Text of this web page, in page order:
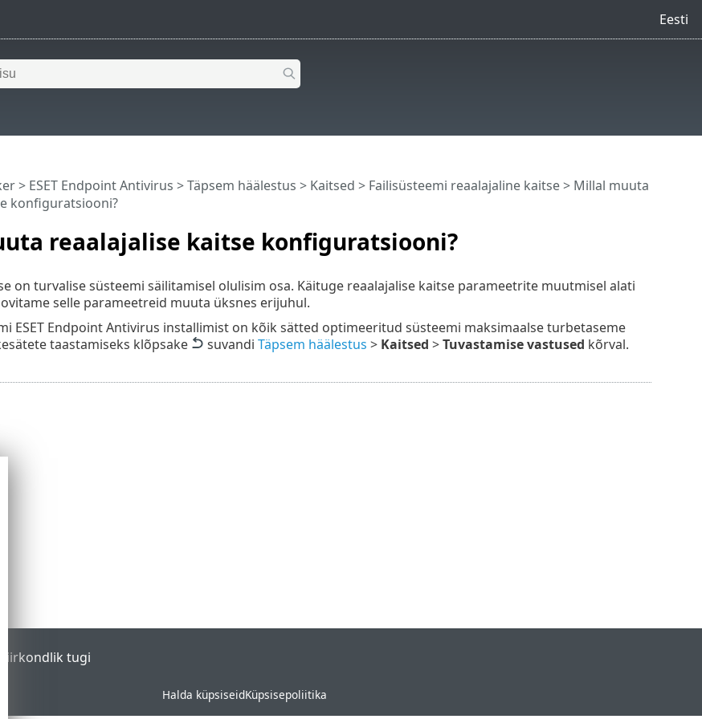
Eesti
reaalajalise kaitse konfiguratsiooni?
> ESET Endpoint Antivirus >Täpsem häälestus > Kaitsed > Failisüsteemi reaalajaline kaitse> Millal muuta
konfiguratsiooni?
on turvalise süsteemi säilitamisel olulisim osa. Käituge reaalajalise kaitse parameetrite muutmisel alati
selle parameetreid muuta üksnes erijuhul.
ESET Endpoint Antivirus installimist on kõik sätted optimeeritud süsteemi maksimaalse turbetaseme
taastamiseks klõpsake
suvandi Täpsem häälestus > Kaitsed >Tuvastamise vastused kõrval.
Piirkondlik tugi
Halda küpsiseidKüpsisepoliitika